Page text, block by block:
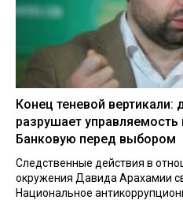
Конец теневой вертикали:
разрушает управляемость
Банковую перед выбором
Следственные действия в
окружения Давида Арахамии
Национальное